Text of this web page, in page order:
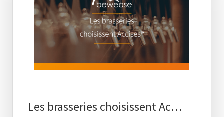
Les brasseries choisissent Ac…